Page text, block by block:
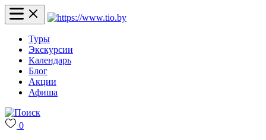
Туры
Экскурсии
Календарь
Блог
Акции
Афиша
0